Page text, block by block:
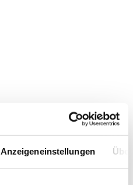
Anzeigeneinstellungen